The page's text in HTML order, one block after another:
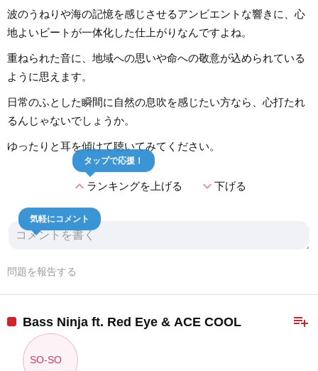
波のうねりや海の記憶を感じさせるアンビエントな響きに、心
地よいビートが一体化した仕上がりなんですよね。
重ねられた音に、地域への思いや命への敬意が込められている
ように思えます。
日常のふとした瞬間に自然の息吹を感じたい方なら、心打たれ
るんじゃないでしょうか。
ゆったりと耳を傾けて聴いてみてください。
expand_lessランキングを上げる
タップで応援！
expand_more下げる
気軽にコメント
問題を報告する
playlist_add
Bass Ninja ft. Red Eye & ACE COOL
SO-SO